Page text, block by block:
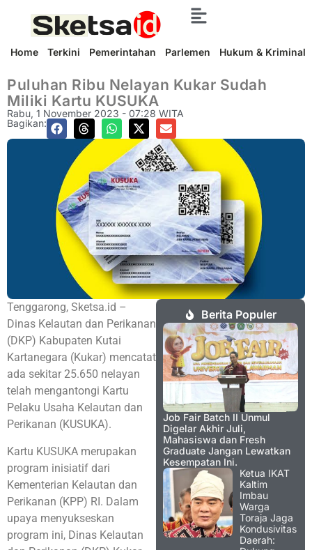
Home Terkini Pemerintahan Parlemen Hukum & Kriminal
Puluhan Ribu Nelayan Kukar Sudah
Miliki Kartu KUSUKA
Rabu, 1 November 2023 - 07:28 WITA
Bagikan:
Tenggarong, Sketsa.id –
Dinas Kelautan dan Perikanan
(DKP) Kabupaten Kutai
Kartanegara (Kukar) mencatat
ada sekitar 25.650 nelayan
telah mengantongi Kartu
Pelaku Usaha Kelautan dan
Perikanan (KUSUKA).
Kartu KUSUKA merupakan
program inisiatif dari
Kementerian Kelautan dan
Perikanan (KPP) RI. Dalam
upaya menyukseskan
program ini, Dinas Kelautan
Berita Populer
Job Fair Batch II Unmul
Digelar Akhir Juli,
Mahasiswa dan Fresh
Graduate Jangan Lewatkan
Kesempatan Ini.
Ketua IKAT
Kaltim
Imbau
Warga
Toraja Jaga
Kondusivitas
Daerah: